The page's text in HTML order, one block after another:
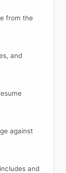
from the
and
against
and